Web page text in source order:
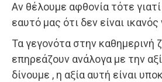
Αν θέλουμε αφθονία τότε
εαυτό μας ότι δεν είναι ικανός
Τα γεγονότα στην καθημερινή
επηρεάζουν ανάλογα με την
δίνουμε , η αξία αυτή είναι